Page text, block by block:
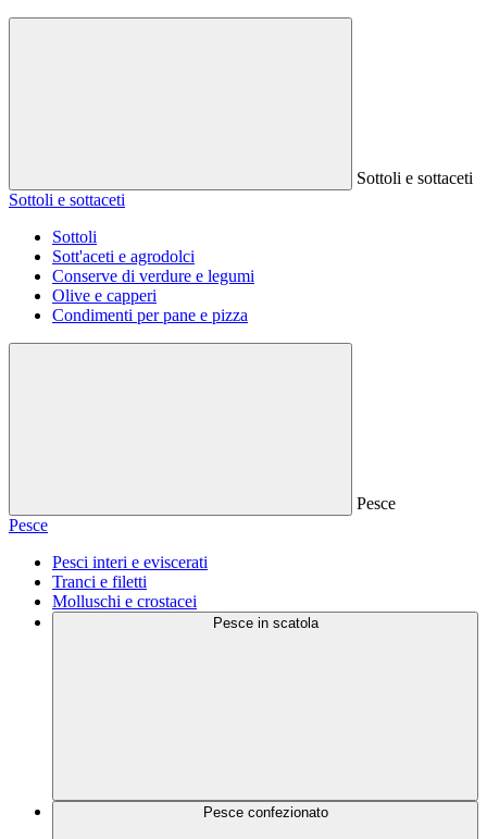
Sottoli e sottaceti
Sottoli e sottaceti
Sottoli
Sott'aceti e agrodolci
Conserve di verdure e legumi
Olive e capperi
Condimenti per pane e pizza
Pesce
Pesce
Pesci interi e eviscerati
Tranci e filetti
Molluschi e crostacei
Pesce in scatola
Pesce confezionato